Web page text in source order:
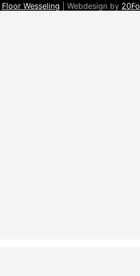
Floor Wesseling | Webdesign by